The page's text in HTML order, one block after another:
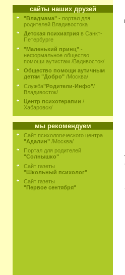
сайты наших друзей
"Владмама" - портал для
родителей Владивостока
Детская психиатрия в Санкт-
Петербурге
"Маленький принц" -
неформальное общество
помощи аутистам /Вадивосток/
Общество помощи аутичным
детям "Добро" /Москва/
Служба"Родители-Инфо"/
Владивосток/
Центр психотерапии /
Хабаровск/
мы рекомендуем
Сайт психологического центра
"Адалин" /Москва/
Портал для родителей
"Солнышко"
Сайт газеты
"Школьный психолог"
Сайт газеты
"Первое сентября"